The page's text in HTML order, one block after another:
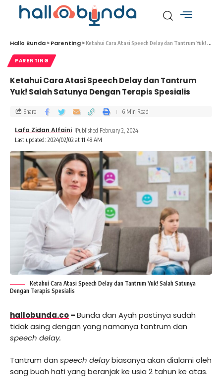
Hallo Bunda > Parenting >Ketahui Cara Atasi Speech Delay dan Tantrum Yuk! Salah Satunya Dengan Terapis Spesialis
PARENTING
Ketahui Cara Atasi Speech Delay dan Tantrum
Yuk! Salah Satunya Dengan Terapis Spesialis
Last updated: 2024/02/02 at 11:48 AM
Lafa Zidan Alfaini Published February 2, 2024
Share 6 Min Read
Ketahui Cara Atasi Speech Delay dan Tantrum Yuk! Salah Satunya
Dengan Terapis Spesialis
hallobunda.co–Bunda dan Ayah pastinya sudah
tidak asing dengan yang namanya tantrum dan
speech delay.
Tantrum dan speech delaybiasanya akan dialami oleh
sang buah hati yang beranjak ke usia 2 tahun ke atas.